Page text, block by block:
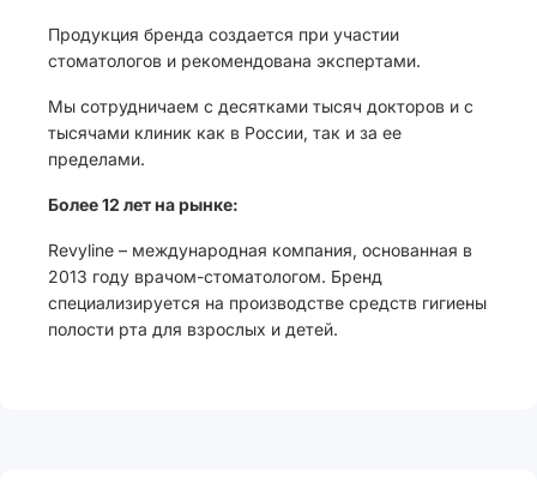
Продукция бренда создается при участии
стоматологов и рекомендована экспертами.
Мы сотрудничаем с десятками тысяч докторов и с
тысячами клиник как в России, так и за ее
пределами.
Более 12 лет на рынке:
Revyline – международная компания, основанная в
2013 году врачом-стоматологом. Бренд
специализируется на производстве средств гигиены
полости рта для взрослых и детей.